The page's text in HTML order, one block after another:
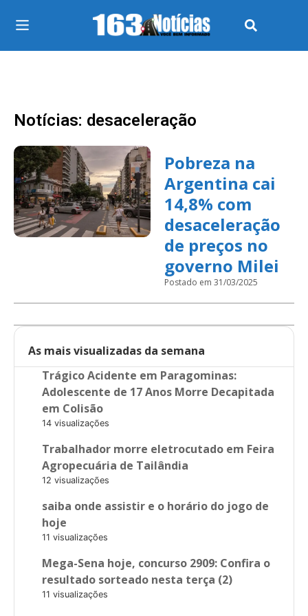
Notícias: desaceleração
Pobreza na
Argentina cai
14,8% com
desaceleração
de preços no
governo Milei
Postado em 31/03/2025
As mais visualizadas da semana
Trágico Acidente em Paragominas:
Adolescente de 17 Anos Morre Decapitada
em Colisão
14 visualizações
Trabalhador morre eletrocutado em Feira
Agropecuária de Tailândia
12 visualizações
saiba onde assistir e o horário do jogo de
hoje
11 visualizações
Mega-Sena hoje, concurso 2909: Confira o
resultado sorteado nesta terça (2)
11 visualizações